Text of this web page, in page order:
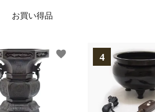
お買い得品
favorite